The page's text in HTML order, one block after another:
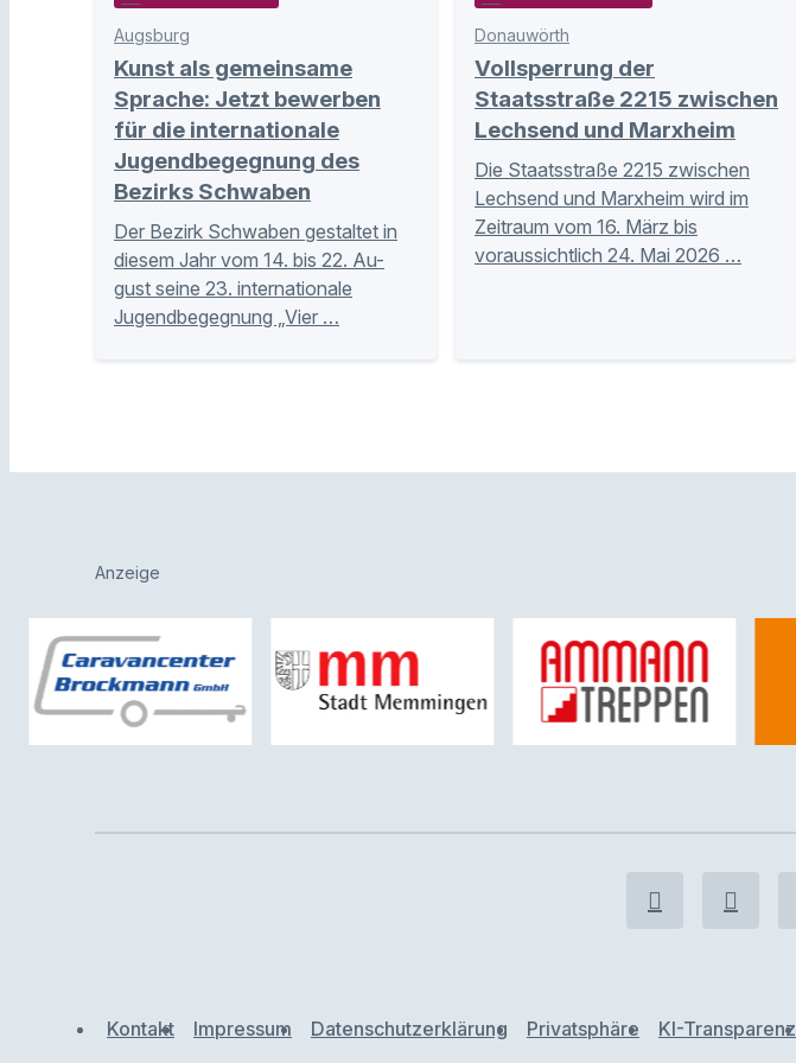
Augsburg
Kunst als gemeinsame
Sprache: Jetzt bewerben
für die internationale
Jugendbegegnung des
Bezirks Schwaben
Der Bezirk Schwaben gestaltet in
diesem Jahr vom 14. bis 22. Au-
gust seine 23. internationale
Jugendbegegnung „Vier …
Donauwörth
Vollsperrung der
Staatsstraße 2215 zwischen
Lechsend und Marxheim
Die Staatsstraße 2215 zwischen
Lechsend und Marxheim wird im
Zeitraum vom 16. März bis
voraussichtlich 24. Mai 2026 …
Anzeige
Kontakt Impressum Datenschutzerklärung Privatsphäre KI-Transparenz